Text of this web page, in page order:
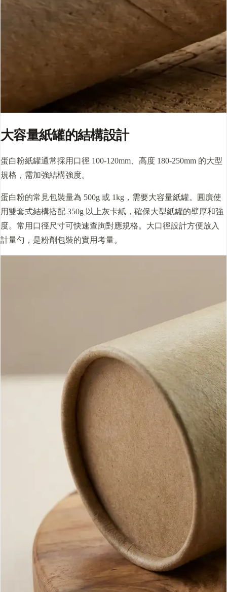
大容量紙罐的結構設計
蛋白粉紙罐通常採用口徑 100-120mm、高度 180-250mm 的大型
規格，需加強結構強度。
蛋白粉的常見包裝量為 500g 或 1kg，需要大容量紙罐。圓廣使
用雙套式結構搭配 350g 以上灰卡紙，確保大型紙罐的壁厚和強
度。常用口徑尺寸可快速查詢對應規格。大口徑設計方便放入
計量勺，是粉劑包裝的實用考量。